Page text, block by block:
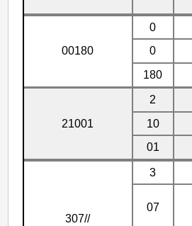
00180
0
0
180
21001
2
10
01
307//
3
07